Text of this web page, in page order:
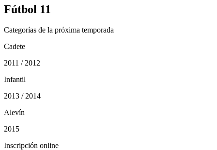
Fútbol 11
Categorías de la próxima temporada
Cadete
2011 / 2012
Infantil
2013 / 2014
Alevín
2015
Inscripción online